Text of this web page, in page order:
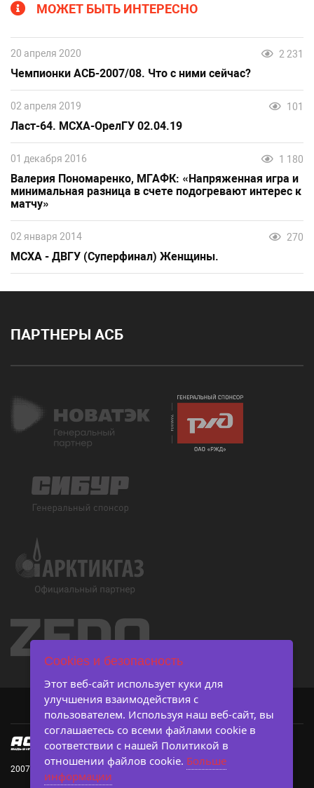
МОЖЕТ БЫТЬ ИНТЕРЕСНО
20 апреля 2020 2 231
Чемпионки АСБ-2007/08. Что с ними сейчас?
02 апреля 2019 101
Ласт-64. МСХА-ОрелГУ 02.04.19
01 декабря 2016 1 180
Валерия Пономаренко, МГАФК: «Напряженная игра и
минимальная разница в счете подогревают интерес к
матчу»
02 января 2014 270
МСХА - ДВГУ (Суперфинал) Женщины.
ПАРТНЕРЫ АСБ
2007-2026 © Ассоциация студенческого баскетбола
Cookies и безопасность
Этот веб-сайт использует куки для
улучшения взаимодействия с
пользователем. Используя наш веб-сайт, вы
соглашаетесь со всеми файлами cookie в
соответствии с нашей Политикой в ​​
отношении файлов cookie. Больше
информации